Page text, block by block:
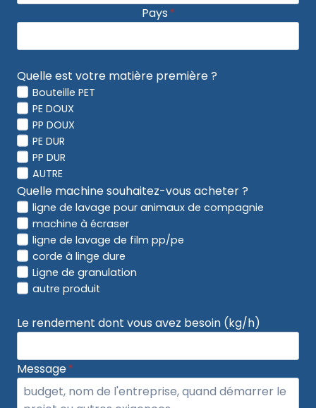
Pays*
Quelle est votre matière première ?
Bouteille PET
PE DOUX
PP DOUX
PE DUR
PP DUR
AUTRE
Quelle machine souhaitez-vous acheter ?
ligne de lavage pour animaux de compagnie
machine à écraser
ligne de lavage de film pp/pe
corde à linge dure
Ligne de granulation
autre produit
Le rendement dont vous avez besoin (kg/h)
Message*